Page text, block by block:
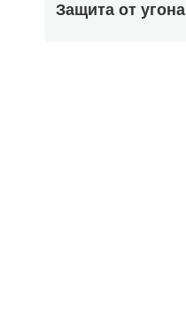
Защита от угона